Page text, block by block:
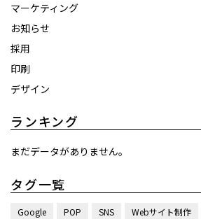
マーケティング
お知らせ
採用
印刷
デザイン
ランキング
まだデータがありません。
タグ一覧
Google POP SNS Webサイト制作